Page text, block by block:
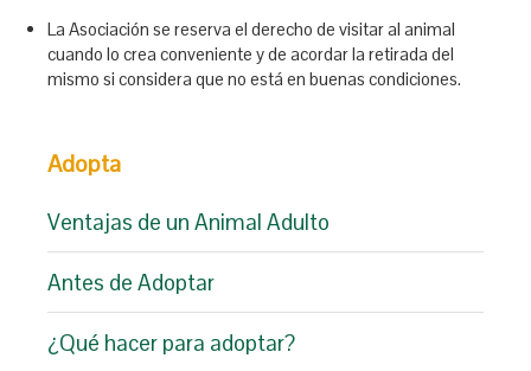
La Asociación se reserva el derecho de visitar al animal
cuando lo crea conveniente y de acordar la retirada del
mismo si considera que no está en buenas condiciones.
Adopta
Ventajas de un Animal Adulto
Antes de Adoptar
¿Qué hacer para adoptar?